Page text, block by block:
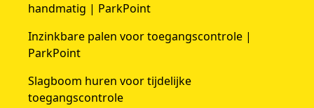
handmatig | ParkPoint
Inzinkbare palen voor toegangscontrole |
ParkPoint
Slagboom huren voor tijdelijke
toegangscontrole